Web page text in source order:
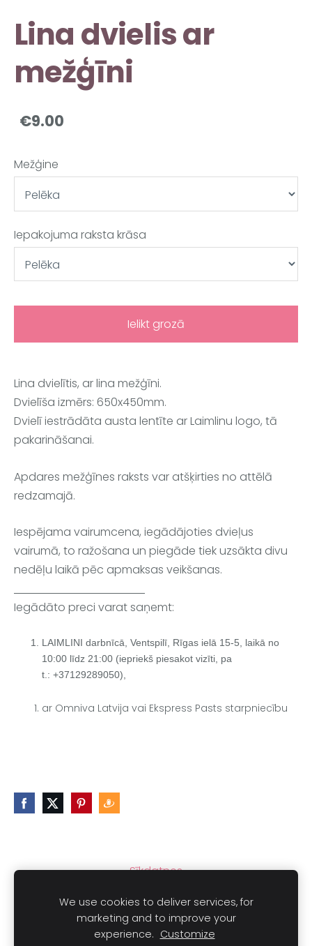
Lina dvielis ar
mežģīni
€9.00
Mežģine
Iepakojuma raksta krāsa
Ielikt grozā
Lina dvielītis, ar lina mežģīni.
Dvielīša izmērs: 650x450mm.
Dvielī iestrādāta austa lentīte ar Laimlinu logo, tā
pakarināšanai.
Apdares mežģīnes raksts var atšķirties no attēlā
redzamajā.
Iespējama vairumcena, iegādājoties dvieļus
vairumā, to ražošana un piegāde tiek uzsākta divu
nedēļu laikā pēc apmaksas veikšanas.
Iegādāto preci varat saņemt:
LAIMLINI darbnīcā, Ventspilī, Rīgas ielā 15-5, laikā no
10:00 līdz 21:00 (iepriekš piesakot vizīti, pa
t.: +37129289050),
ar Omniva Latvija vai Ekspress Pasts starpniecību
Sīkdatnes
We use cookies to deliver services, for
marketing and to improve your
experience. Customize